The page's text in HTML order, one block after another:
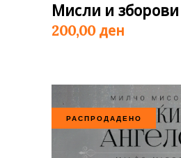
Мисли и зборови
200,00 ден
РАСПРОДАДЕНО